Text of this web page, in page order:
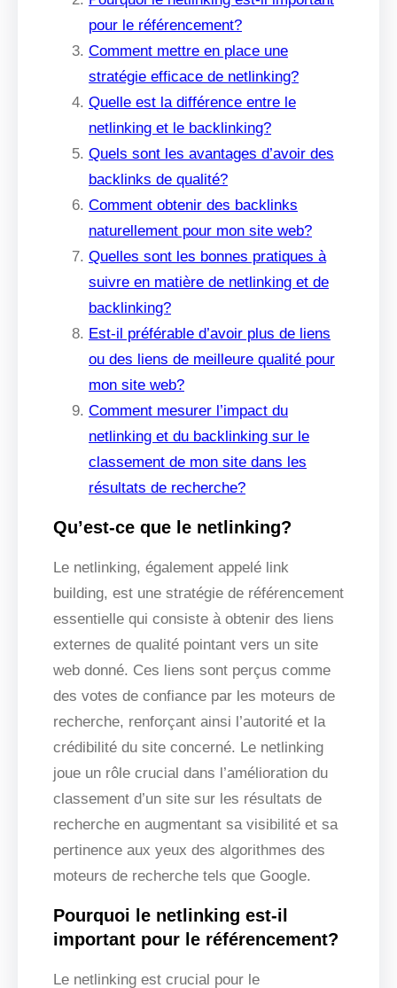
pour le référencement?
Comment mettre en place une
stratégie efficace de netlinking?
Quelle est la différence entre le
netlinking et le backlinking?
Quels sont les avantages d’avoir des
backlinks de qualité?
Comment obtenir des backlinks
naturellement pour mon site web?
Quelles sont les bonnes pratiques à
suivre en matière de netlinking et de
backlinking?
Est-il préférable d’avoir plus de liens
ou des liens de meilleure qualité pour
mon site web?
Comment mesurer l’impact du
netlinking et du backlinking sur le
classement de mon site dans les
résultats de recherche?
Qu’est-ce que le netlinking?
Le netlinking, également appelé link
building, est une stratégie de référencement
essentielle qui consiste à obtenir des liens
externes de qualité pointant vers un site
web donné. Ces liens sont perçus comme
des votes de confiance par les moteurs de
recherche, renforçant ainsi l’autorité et la
crédibilité du site concerné. Le netlinking
joue un rôle crucial dans l’amélioration du
classement d’un site sur les résultats de
recherche en augmentant sa visibilité et sa
pertinence aux yeux des algorithmes des
moteurs de recherche tels que Google.
Pourquoi le netlinking est-il
important pour le référencement?
Le netlinking est crucial pour le